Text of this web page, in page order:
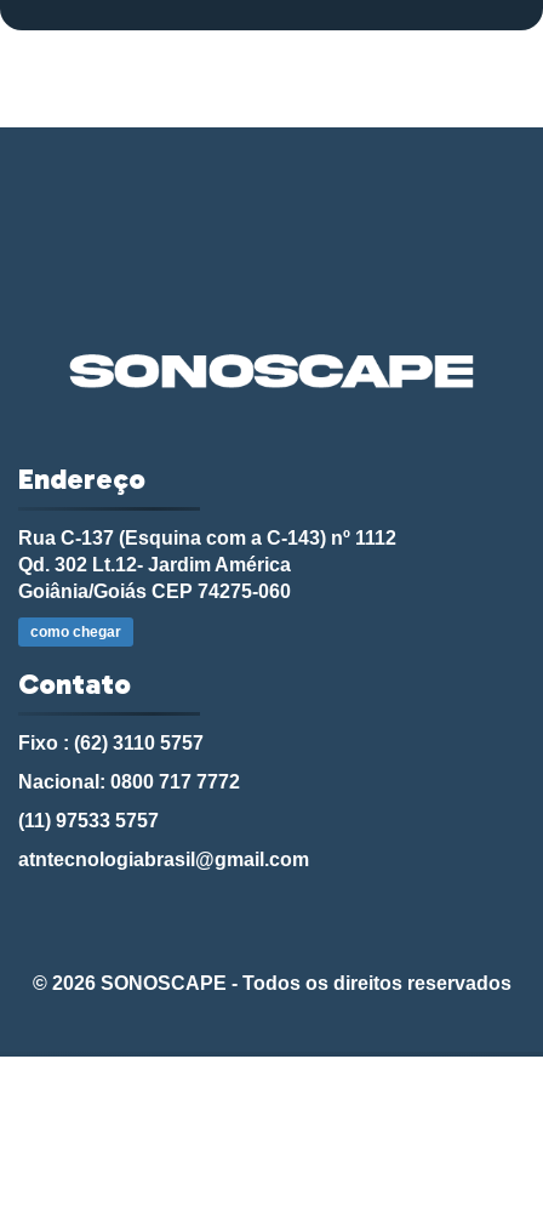
Endereço
Rua C-137 (Esquina com a C-143) nº 1112
Qd. 302 Lt.12- Jardim América
Goiânia/Goiás CEP 74275-060
como chegar
Contato
Fixo : (62) 3110 5757
Nacional: 0800 717 7772
(11) 97533 5757
atntecnologiabrasil@gmail.com
© 2026 SONOSCAPE - Todos os direitos reservados